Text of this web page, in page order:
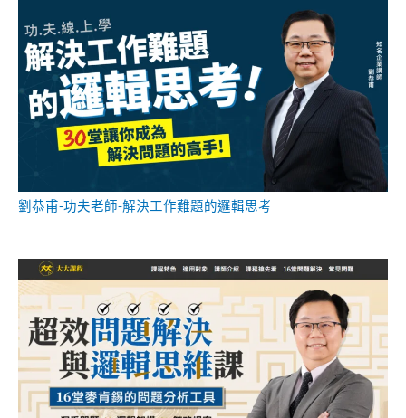
劉恭甫-功夫老師-解決工作難題的邏輯思考